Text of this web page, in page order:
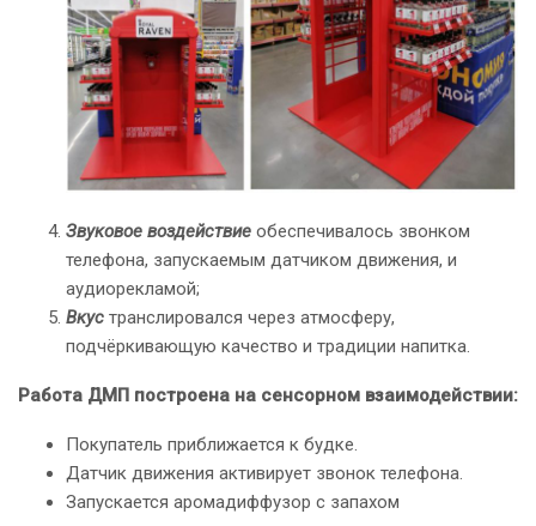
Звуковое воздействие обеспечивалось звонком
телефона, запускаемым датчиком движения, и
аудиорекламой;
Вкус транслировался через атмосферу,
подчёркивающую качество и традиции напитка.
Работа ДМП построена на сенсорном взаимодействии:
Покупатель приближается к будке.
Датчик движения активирует звонок телефона.
Запускается аромадиффузор с запахом